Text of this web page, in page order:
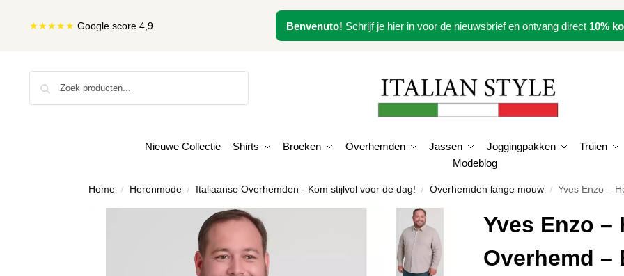
★★★★★ Google score 4,9 Benvenuto! Schrijf je hier in voor de nieuwsbrief en ontvang direct 10%
Nieuwe Collectie Shirts Broeken Overhemden Jassen Joggingpakken
Truien
Modeblog
Home / Herenmode / Italiaanse Overhemden - Kom stijlvol voor de dag! / Overhemden lange mouw / Yves Enzo –
Yves Enzo –
Overhemd –